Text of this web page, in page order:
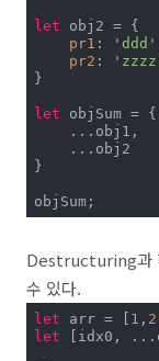
let obj2 = {
pr1 : 'ddd'
pr2 :
}
let objSum = {
    ...obj1,
    ...obj2
}
Destructuring과
수 있다.
let arr = [ 1 , 2
let [idx0,